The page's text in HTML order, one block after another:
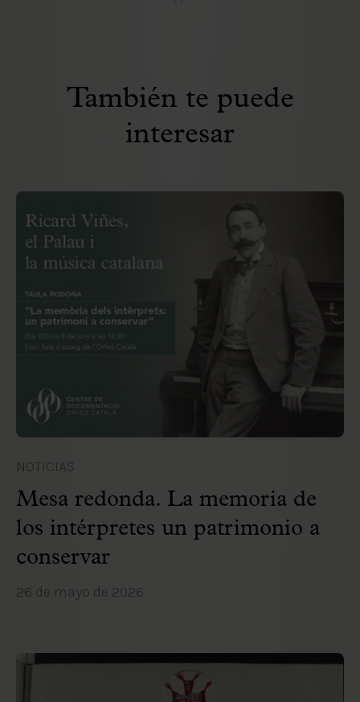
También te puede
interesar
NOTICIAS
Mesa redonda. La memoria de
los intérpretes un patrimonio a
conservar
26 de mayo de 2026